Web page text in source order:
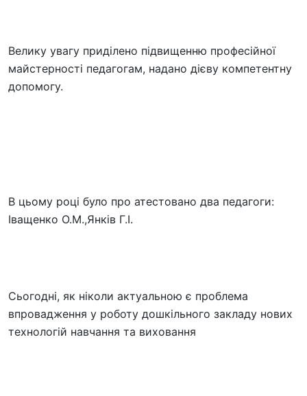
Велику увагу приділено підвищенню професійної
майстерності педагогам, надано дієву компетентну
допомогу.
В цьому році було про атестовано два педагоги:
Іващенко О.М.,Янків Г.І.
Сьогодні, як ніколи актуальною є проблема
впровадження у роботу дошкільного закладу нових
технологій навчання та виховання